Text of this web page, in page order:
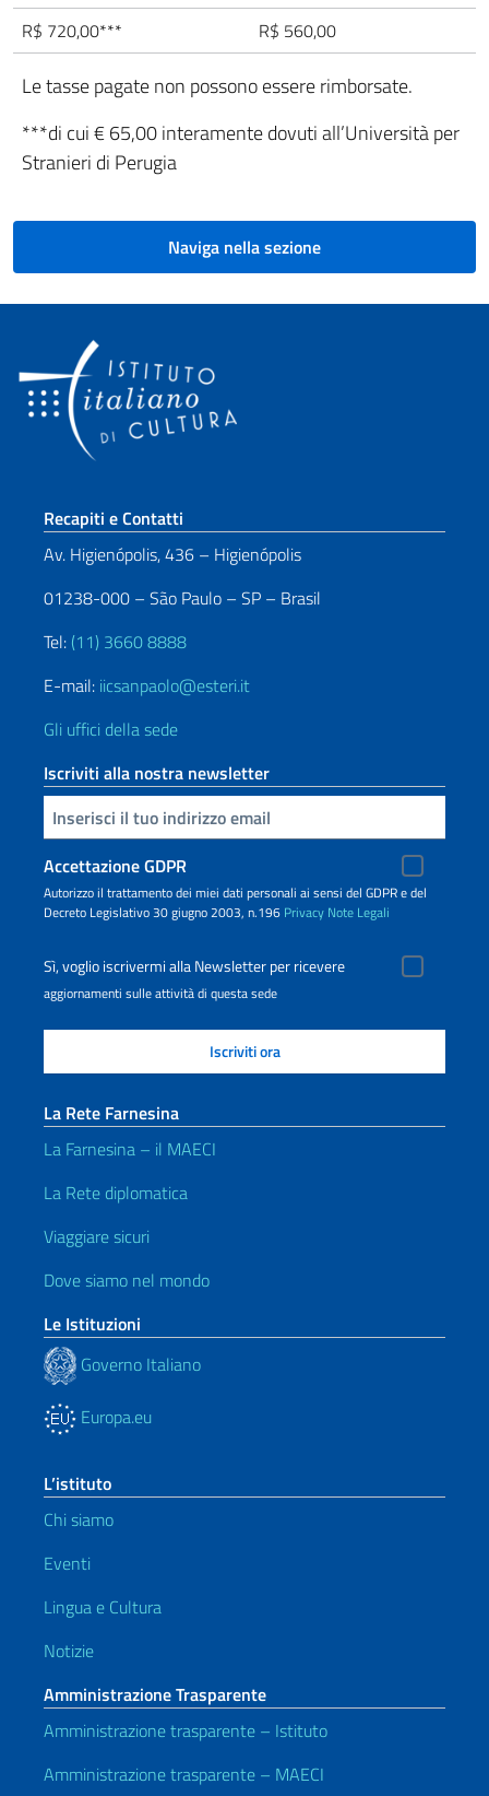
R$ 720,00***
R$ 560,00
Le tasse pagate non possono essere rimborsate.
***di cui € 65,00 interamente dovuti all’Università per
Stranieri di Perugia
Naviga nella sezione
Sezione footer
Recapiti e Contatti
Av. Higienópolis, 436 – Higienópolis
01238-000 – São Paulo – SP – Brasil
Tel: (11) 3660 8888
E-mail: iicsanpaolo@esteri.it
Gli uffici della sede
Iscriviti alla nostra newsletter
Inserisci la tua email
Accettazione GDPR
Autorizzo il trattamento dei miei dati personali ai sensi del GDPR e del
Decreto Legislativo 30 giugno 2003, n.196 Privacy Note Legali
Sì, voglio iscrivermi alla Newsletter per ricevere
aggiornamenti sulle attività di questa sede
La Rete Farnesina
La Farnesina – il MAECI
La Rete diplomatica
Viaggiare sicuri
Dove siamo nel mondo
Le Istituzioni
Governo Italiano
Europa.eu
L’istituto
Chi siamo
Eventi
Lingua e Cultura
Notizie
Amministrazione Trasparente
Amministrazione trasparente – Istituto
Amministrazione trasparente – MAECI